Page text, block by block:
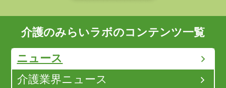
介護のみらいラボのコンテンツ一覧
ニュース
介護業界ニュース